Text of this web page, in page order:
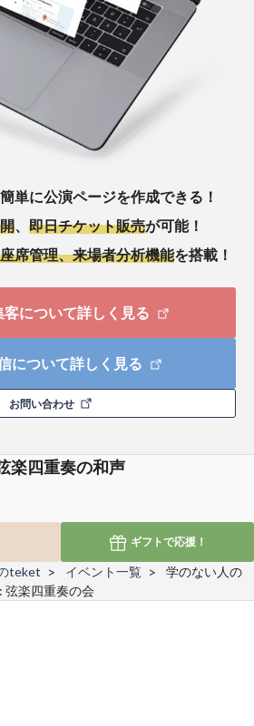
単に公演ページを作成できる！
即日チケット販売が可能！
席管理、来場者分析機能を搭載！
客について詳しく見る
について詳しく見る
お問い合わせ
楽四重奏の和声
ギフトで応援！
teket イベント一覧
学のない人の
弦楽四重奏の会